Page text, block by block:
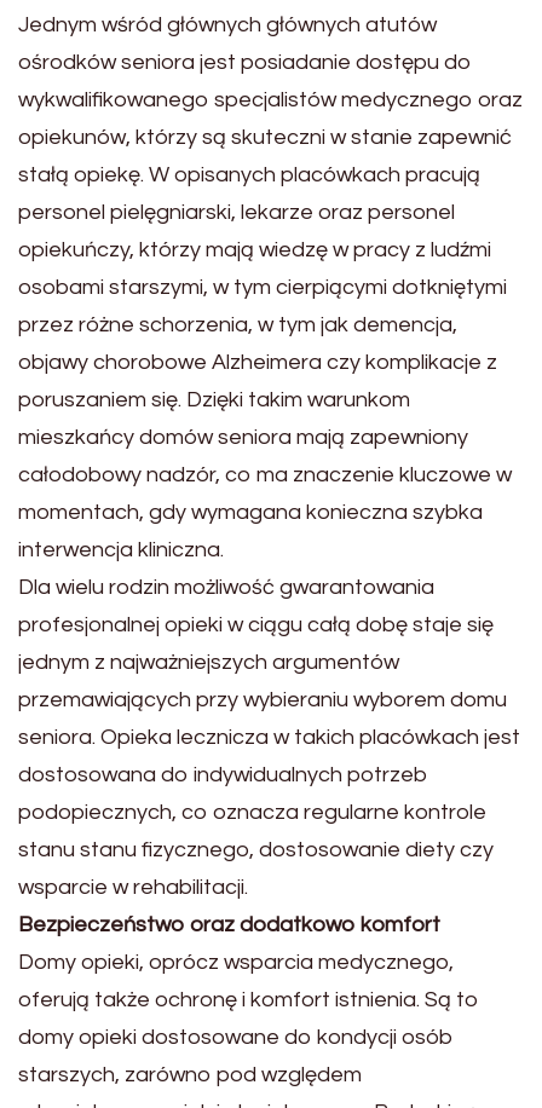
Jednym wśród głównych głównych atutów
ośrodków seniora jest posiadanie dostępu do
wykwalifikowanego specjalistów medycznego oraz
opiekunów, którzy są skuteczni w stanie zapewnić
stałą opiekę. W opisanych placówkach pracują
personel pielęgniarski, lekarze oraz personel
opiekuńczy, którzy mają wiedzę w pracy z ludźmi
osobami starszymi, w tym cierpiącymi dotkniętymi
przez różne schorzenia, w tym jak demencja,
objawy chorobowe Alzheimera czy komplikacje z
poruszaniem się. Dzięki takim warunkom
mieszkańcy domów seniora mają zapewniony
całodobowy nadzór, co ma znaczenie kluczowe w
momentach, gdy wymagana konieczna szybka
interwencja kliniczna.
Dla wielu rodzin możliwość gwarantowania
profesjonalnej opieki w ciągu całą dobę staje się
jednym z najważniejszych argumentów
przemawiających przy wybieraniu wyborem domu
seniora. Opieka lecznicza w takich placówkach jest
dostosowana do indywidualnych potrzeb
podopiecznych, co oznacza regularne kontrole
stanu stanu fizycznego, dostosowanie diety czy
wsparcie w rehabilitacji.
Bezpieczeństwo oraz dodatkowo komfort
Domy opieki, oprócz wsparcia medycznego,
oferują także ochronę i komfort istnienia. Są to
domy opieki dostosowane do kondycji osób
starszych, zarówno pod względem